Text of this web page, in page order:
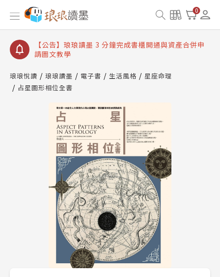
0
【公告】琅琅讀墨數位閱讀資產合併與書櫃開通申請
【公告】琅琅讀墨書櫃開通常見問題
【公告】琅琅讀墨 3 分鐘完成書櫃開通與資產合併申
請圖文教學
查詢
【公告】琅琅讀墨數位閱讀資產合併與書櫃開通申請
琅琅悅讀 琅琅讀墨 電子書 生活風格
星座命理
占星圖形相位全書